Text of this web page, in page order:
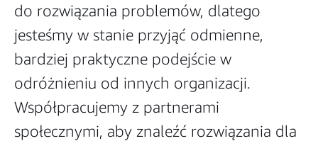
do rozwiązania problemów, dlatego
jesteśmy w stanie przyjąć odmienne,
bardziej praktyczne podejście w
odróżnieniu od innych organizacji.
Współpracujemy z partnerami
społecznymi, aby znaleźć rozwiązania dla